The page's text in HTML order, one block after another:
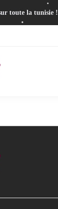
toute la tunisie !